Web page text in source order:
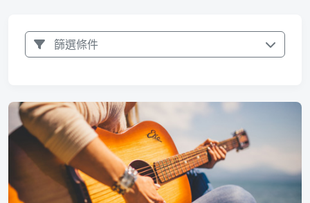
篩選條件